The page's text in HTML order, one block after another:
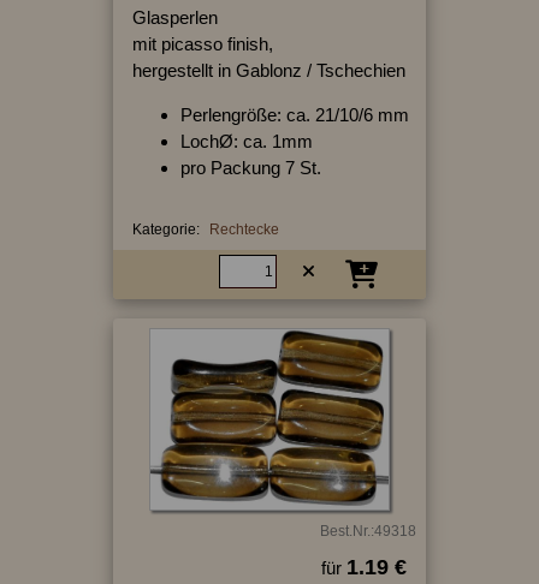
Glasperlen
mit picasso finish,
hergestellt in Gablonz / Tschechien
Perlengröße: ca. 21/10/6 mm
LochØ: ca. 1mm
pro Packung 7 St.
Kategorie: Rechtecke
Best.Nr.:49318
für 1.19 €